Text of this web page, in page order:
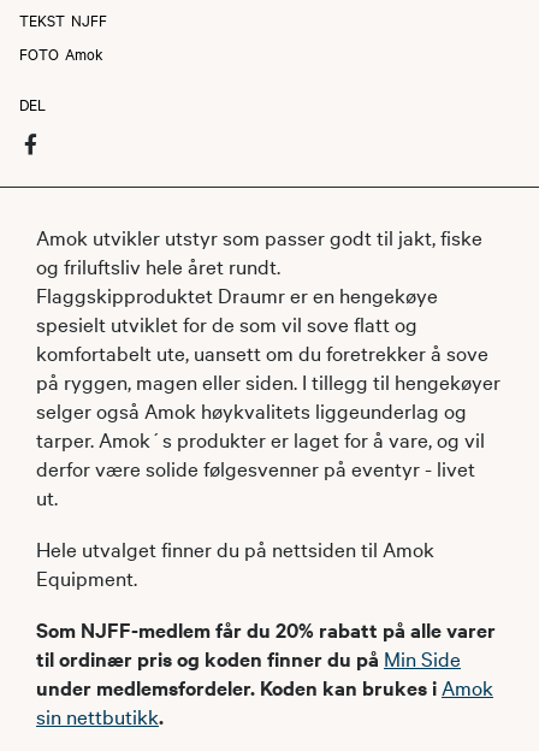
TEKST NJFF
FOTO Amok
DEL
Amok utvikler utstyr som passer godt til jakt, fiske
og friluftsliv hele året rundt.
Flaggskipproduktet Draumr er en hengekøye
spesielt utviklet for de som vil sove flatt og
komfortabelt ute, uansett om du foretrekker å sove
på ryggen, magen eller siden. I tillegg til hengekøyer
selger også Amok høykvalitets liggeunderlag og
tarper. Amok´s produkter er laget for å vare, og vil
derfor være solide følgesvenner på eventyr - livet
ut.
Hele utvalget finner du på nettsiden til Amok
Equipment.
Som NJFF-medlem får du 20% rabatt på alle varer
til ordinær pris og koden finner du på Min Side
under medlemsfordeler. Koden kan brukes i Amok
sin nettbutikk.